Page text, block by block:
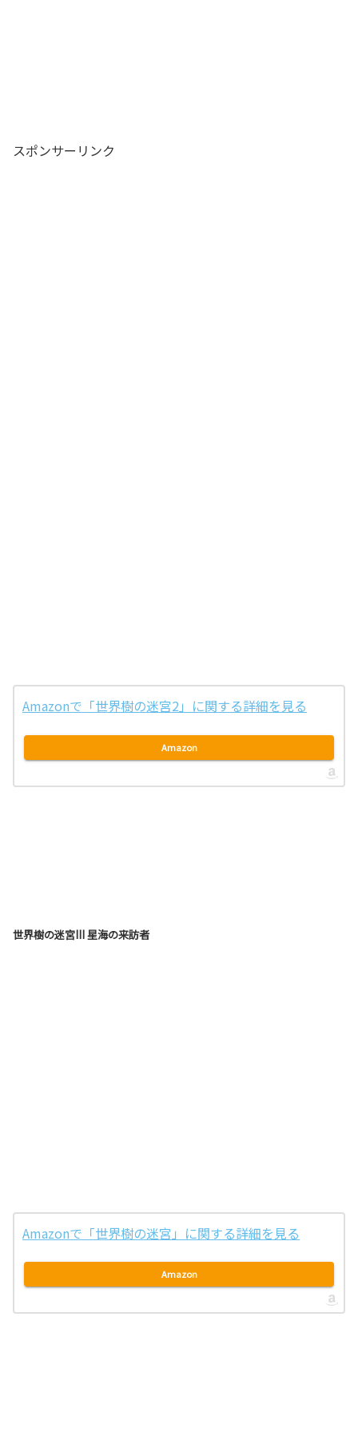
スポンサーリンク
Amazonで「世界樹の迷宮2」に関する詳細を見る
Amazon
世界樹の迷宮III 星海の来訪者
Amazonで「世界樹の迷宮」に関する詳細を見る
Amazon